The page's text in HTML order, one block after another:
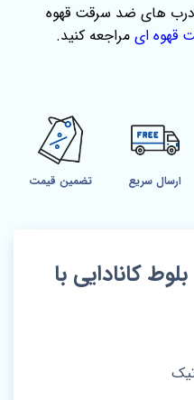
درب‌ های ضد سرقت قهوه
قهوه ای مراجعه کنید.
ارسال سریع تضمین قیمت
کانادایی با